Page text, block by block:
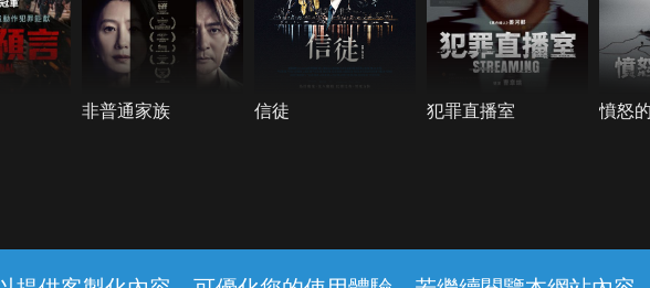
非普通家族 信徒 犯罪直播室 憤怒
線上客服 服務條款 隱私權保護